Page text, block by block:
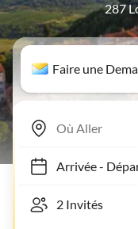
287
Faire une
Arrivée- Départ